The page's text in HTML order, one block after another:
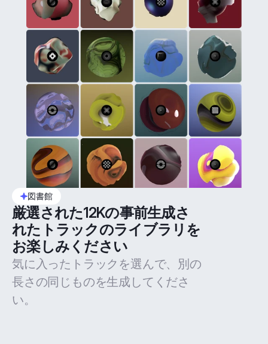
図書館
厳選された12Kの事前生成さ
れたトラックのライブラリを
お楽しみください
気に入ったトラックを選んで、別の
長さの同じものを生成してくださ
い。